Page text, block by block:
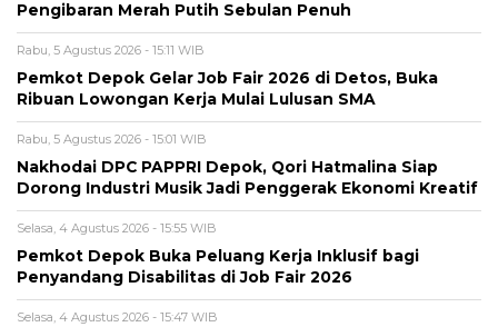
Pengibaran Merah Putih Sebulan Penuh
Rabu, 5 Agustus 2026 - 15:11 WIB
Pemkot Depok Gelar Job Fair 2026 di Detos, Buka
Ribuan Lowongan Kerja Mulai Lulusan SMA
Rabu, 5 Agustus 2026 - 15:01 WIB
Nakhodai DPC PAPPRI Depok, Qori Hatmalina Siap
Dorong Industri Musik Jadi Penggerak Ekonomi Kreatif
Selasa, 4 Agustus 2026 - 15:55 WIB
Pemkot Depok Buka Peluang Kerja Inklusif bagi
Penyandang Disabilitas di Job Fair 2026
Selasa, 4 Agustus 2026 - 15:47 WIB